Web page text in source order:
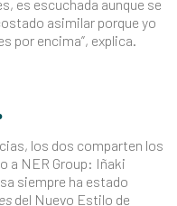
es escuchada aunque se
asimilar porque yo
por encima”, explica.
los dos comparten los
a NER Group: Iñaki
siempre ha estado
del Nuevo Estilo de